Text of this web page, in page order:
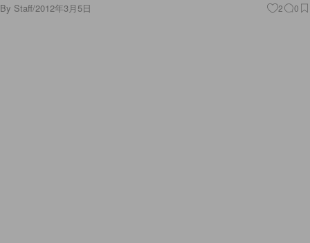
By Staff/2012年3月5日 2 0